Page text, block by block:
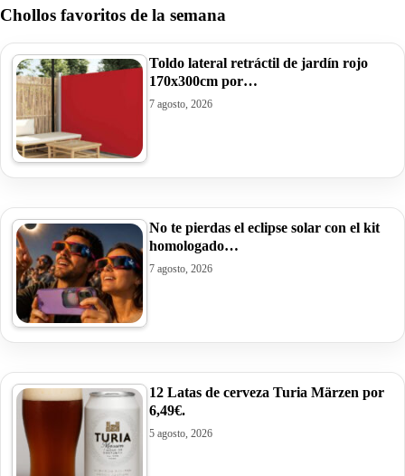
Chollos favoritos de la semana
Toldo lateral retráctil de jardín rojo
170x300cm por…
7 agosto, 2026
No te pierdas el eclipse solar con el kit
homologado…
7 agosto, 2026
12 Latas de cerveza Turia Märzen por
6,49€.
5 agosto, 2026